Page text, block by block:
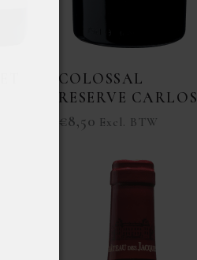
COLOSSAL
RESERVE CARLOS
€8,50 Excl. BTW